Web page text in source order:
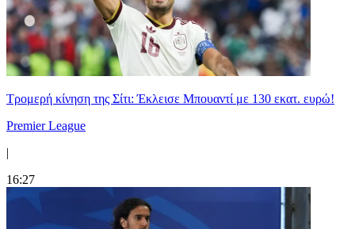
Τρομερή κίνηση της Σίτι: Έκλεισε Μπουαντί με 130 εκατ. ευρώ!
Premier League
|
16:27